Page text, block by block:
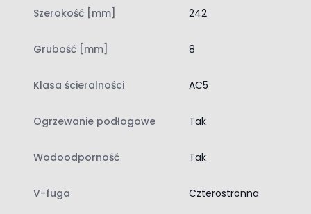
Przyspiesza układanie podłogi; bez
Model należy do kolekcji Movie AQUA ZERO 72h,
trwałość, wygoda i odporność na kontakt z wodą. Panele
są odporne na skutki zalania do 72 godzin, dzięki czemu
codziennych sytuacji, takich jak rozlana woda, mokre
praktyczne rozwiązanie do domów rodzinnych oraz
Szerokość [mm] 242
Grubość [mm] 8
Klasa ścieralności AC5
Ogrzewanie podłogowe Tak
Wodoodporność Tak
V-fuga Czterostronna